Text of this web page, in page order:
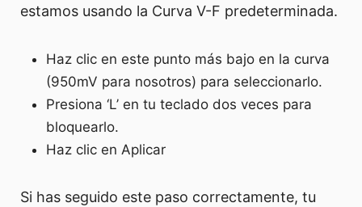
estamos usando la Curva V-F predeterminada.
Haz clic en este punto más bajo en la curva
(950mV para nosotros) para seleccionarlo.
Presiona ‘L’ en tu teclado dos veces para
bloquearlo.
Haz clic en Aplicar
Si has seguido este paso correctamente, tu